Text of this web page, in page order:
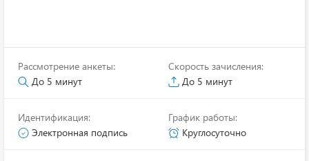
Рассмотрение анкеты:
До 5 минут
Скорость зачисления:
До 5 минут
Идентификация:
Электронная подпись
График работы:
Круглосуточно